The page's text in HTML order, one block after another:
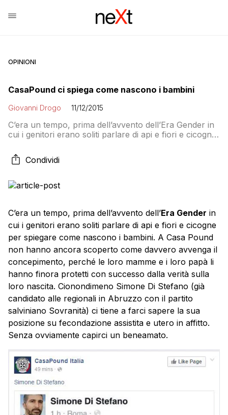
OPINIONI
CasaPound ci spiega come nascono i bambini
Giovanni Drogo 11/12/2015
C’era un tempo, prima dell’avvento dell’Era Gender in
cui i genitori erano soliti parlare di api e fiori e cicogne
non hanno ancora scoperto come davvero avvenga il
concepimento, perché le loro mamme e i loro papà li
[…]
Condividi
C’era un tempo, prima dell’avvento dell’Era Gender in
cui i genitori erano soliti parlare di api e fiori e cicogne
per spiegare come nascono i bambini. A Casa Pound
non hanno ancora scoperto come davvero avvenga il
concepimento, perché le loro mamme e i loro papà li
hanno finora protetti con successo dalla verità sulla
loro nascita. Cionondimeno Simone Di Stefano (già
candidato alle regionali in Abruzzo con il partito
salviniano Sovranità) ci tiene a farci sapere la sua
posizione su fecondazione assistita e utero in affitto.
Senza ovviamente capirci un beneamato.